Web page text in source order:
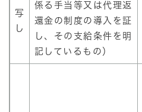
写
し
係る手当等又は代理返
還金の制度の導入を証
し、その支給条件を明
記しているもの）​